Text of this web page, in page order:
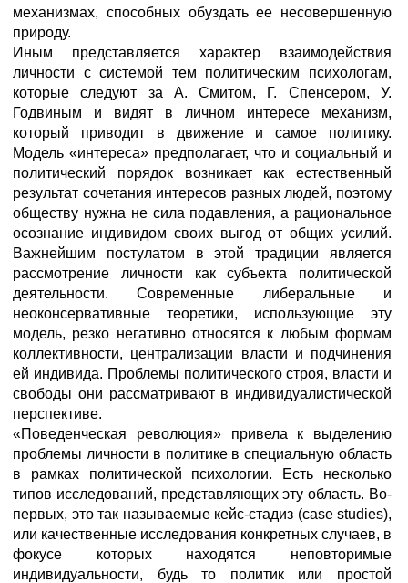
механизмах, способных обуздать ее несовершенную
природу.
Иным представляется характер взаимодействия
личности с системой тем политическим психологам,
которые следуют за А. Смитом, Г. Спенсером, У.
Годвиным и видят в личном интересе механизм,
который приводит в движение и самое политику.
Модель «интереса» предполагает, что и социальный и
политический порядок возникает как естественный
результат сочетания интересов разных людей, поэтому
обществу нужна не сила подавления, а рациональное
осознание индивидом своих выгод от общих усилий.
Важнейшим постулатом в этой традиции является
рассмотрение личности как субъекта политической
деятельности. Современные либеральные и
неоконсервативные теоретики, использующие эту
модель, резко негативно относятся к любым формам
коллективности, централизации власти и подчинения
ей индивида. Проблемы политического строя, власти и
свободы они рассматривают в индивидуалистической
перспективе.
«Поведенческая революция» привела к выделению
проблемы личности в политике в специальную область
в рамках политической психологии. Есть несколько
типов исследований, представляющих эту область. Во-
первых, это так называемые кейс-стадиз (case studies),
или качественные исследования конкретных случаев, в
фокусе которых находятся неповторимые
индивидуальности, будь то политик или простой